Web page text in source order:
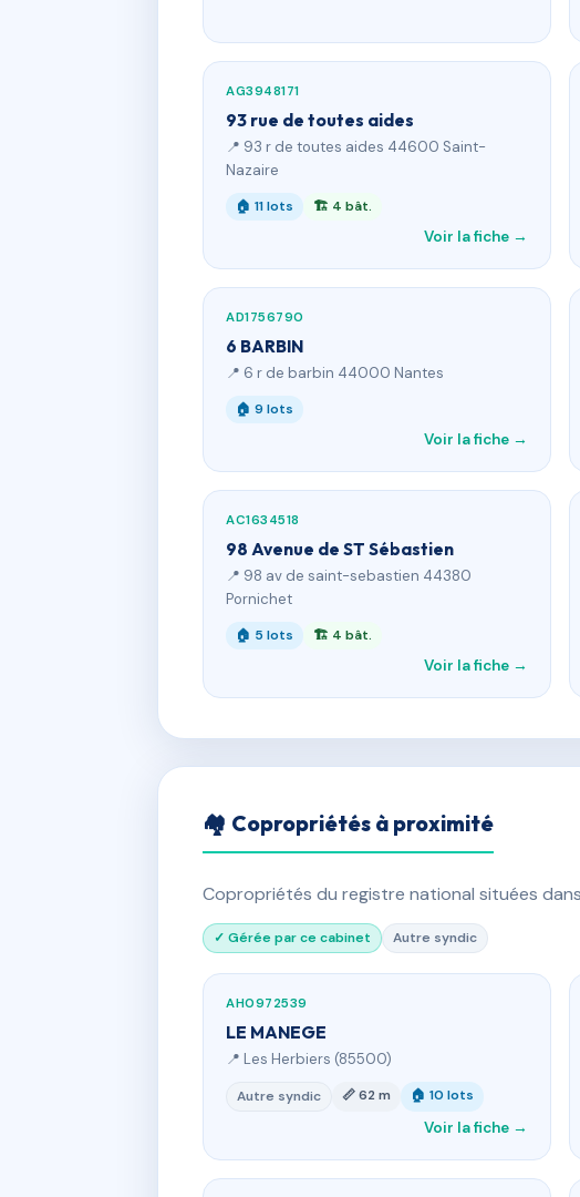
AG3948171
93 rue de toutes aides
📍 93 r de toutes aides 44600 Saint-
Nazaire
🏠 11 lots 🏗 4 bât.
Voir la fiche →
AD1756790
6 BARBIN
📍 6 r de barbin 44000 Nantes
🏠 9 lots
Voir la fiche →
AC1634518
98 Avenue de ST Sébastien
📍 98 av de saint-sebastien 44380
Pornichet
🏠 5 lots 🏗 4 bât.
Voir la fiche →
🏘 Copropriétés à proximité
Copropriétés du registre national situées
✓ Gérée par ce cabinet Autre syndic
AH0972539
LE MANEGE
📍 Les Herbiers (85500)
Autre syndic 📏 62 m 🏠 10 lots
Voir la fiche →